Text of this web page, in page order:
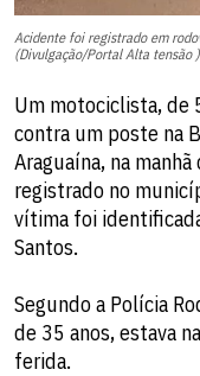
Acidente foi registrado em
(Divulgação/Portal Alta tensão )
Um motociclista, de
contra um poste na
Araguaína, na
registrado no
vítima foi
Santos.
Segundo a Polícia
de 35 anos, estava
ferida.